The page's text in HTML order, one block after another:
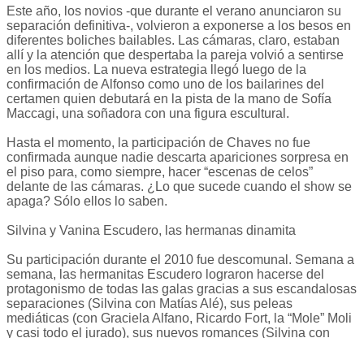
Este año, los novios -que durante el verano anunciaron su
separación definitiva-, volvieron a exponerse a los besos en
diferentes boliches bailables. Las cámaras, claro, estaban
allí y la atención que despertaba la pareja volvió a sentirse
en los medios. La nueva estrategia llegó luego de la
confirmación de Alfonso como uno de los bailarines del
certamen quien debutará en la pista de la mano de Sofía
Maccagi, una soñadora con una figura escultural.
Hasta el momento, la participación de Chaves no fue
confirmada aunque nadie descarta apariciones sorpresa en
el piso para, como siempre, hacer “escenas de celos”
delante de las cámaras. ¿Lo que sucede cuando el show se
apaga? Sólo ellos lo saben.
Silvina y Vanina Escudero, las hermanas dinamita
Su participación durante el 2010 fue descomunal. Semana a
semana, las hermanitas Escudero lograron hacerse del
protagonismo de todas las galas gracias a sus escandalosas
separaciones (Silvina con Matías Alé), sus peleas
mediáticas (con Graciela Alfano, Ricardo Fort, la “Mole” Moli
y casi todo el jurado), sus nuevos romances (Silvina con